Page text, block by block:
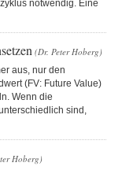
notwendig. Eine
(Dr. Peter Hoberg)
aus, nur den
(FV: Future Value)
Wenn die
sind,
Hoberg)